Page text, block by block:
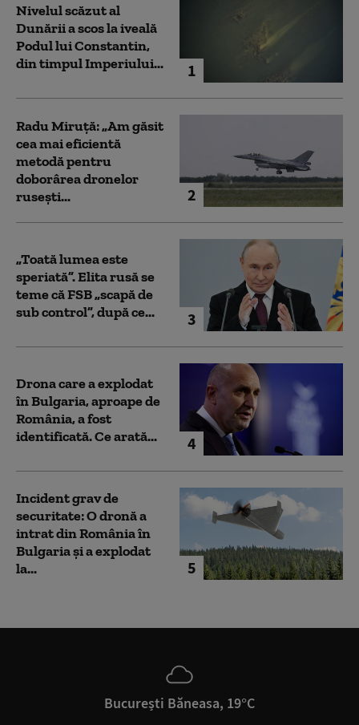
1
Nivelul scăzut al
Dunării a scos la iveală
Podul lui Constantin,
din timpul Imperiului...
2
Radu Miruță: „Am găsit
cea mai eficientă
metodă pentru
doborârea dronelor
rusești...
3
„Toată lumea este
speriată”. Elita rusă se
teme că FSB „scapă de
sub control”, după ce...
4
Drona care a explodat
în Bulgaria, aproape de
România, a fost
identificată. Ce arată...
5
Incident grav de
securitate: O dronă a
intrat din România în
Bulgaria şi a explodat
la...
București Băneasa, 19°C